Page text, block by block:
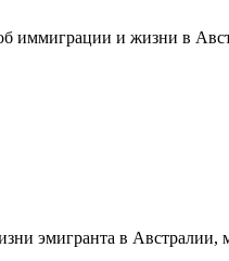
иммиграции и жизни в
эмигранта в Австралии,